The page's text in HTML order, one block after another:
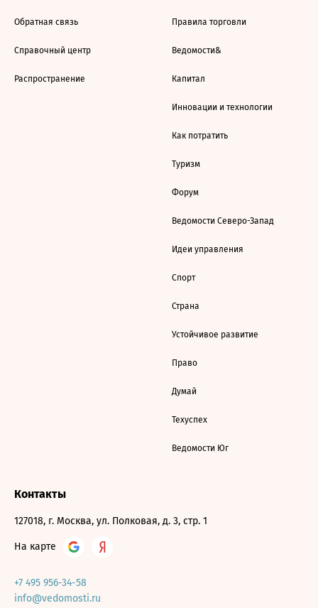
Обратная связь
Справочный центр
Распространение
Правила торговли
Ведомости&
Капитал
Инновации и технологии
Как потратить
Туризм
Форум
Ведомости Северо-Запад
Идеи управления
Спорт
Страна
Устойчивое развитие
Право
Думай
Техуспех
Ведомости Юг
Контакты
127018, г. Москва, ул. Полковая, д. 3, стр. 1
На карте
+7 495 956-34-58
info@vedomosti.ru